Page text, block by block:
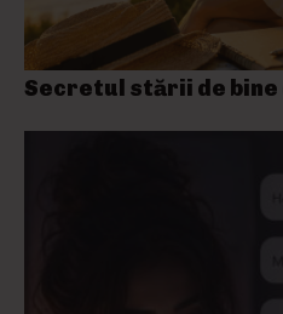
Secretul stării de bine